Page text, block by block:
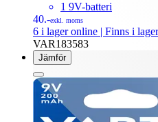
1 9V-batteri
40.-exkl. moms
6 i lager online | Finns i
VAR183583
Jämför